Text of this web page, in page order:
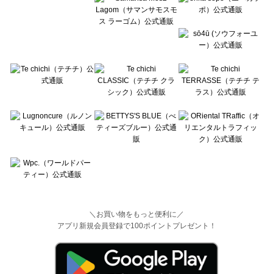
＼お買い物をもっと便利に／
アプリ新規会員登録で100ポイントプレゼント！